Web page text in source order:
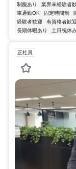
制服あり 業界未経験者
車通勤OK
固定時間制
経験者歓迎
有資格者歓迎
長期休暇あり
土日祝休
正社員